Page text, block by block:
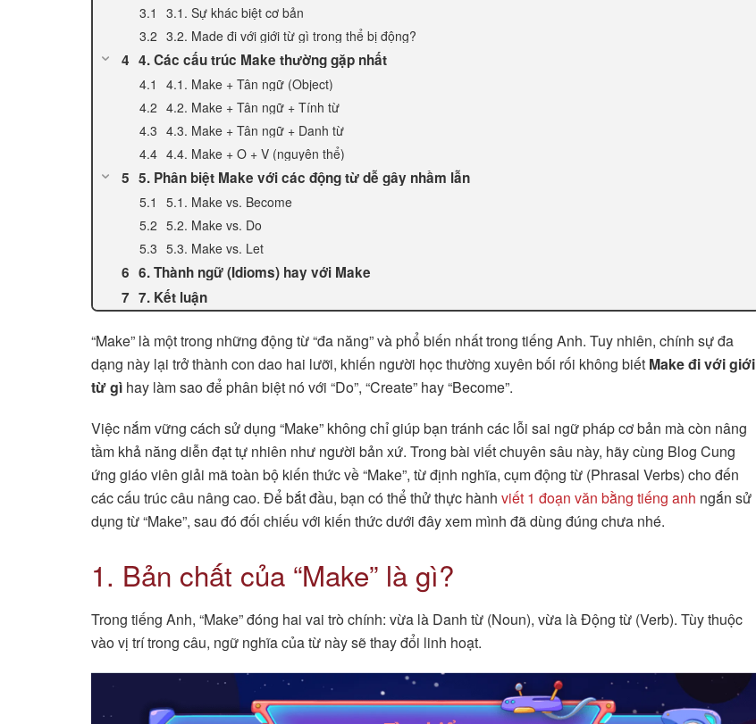
3.1. Sự khác biệt cơ bản
3.2. Made đi với giới từ gì trong thể bị động?
4. Các cấu trúc Make thường gặp nhất
4.1. Make + Tân ngữ (Object)
4.2. Make + Tân ngữ + Tính từ
4.3. Make + Tân ngữ + Danh từ
4.4. Make + O + V (nguyên thể)
5. Phân biệt Make với các động từ dễ gây nhầm lẫn
5.1. Make vs. Become
5.2. Make vs. Do
5.3. Make vs. Let
6. Thành ngữ (Idioms) hay với Make
7. Kết luận
“Make” là một trong những động từ “đa năng” và phổ biến nhất trong tiếng Anh. Tuy nhiên, chính sự đa
dạng này lại trở thành con dao hai lưỡi, khiến người học thường xuyên bối rối không biết Make đi với giới
từ gì hay làm sao để phân biệt nó với “Do”, “Create” hay “Become”.
Việc nắm vững cách sử dụng “Make” không chỉ giúp bạn tránh các lỗi sai ngữ pháp cơ bản mà còn nâng
tầm khả năng diễn đạt tự nhiên như người bản xứ. Trong bài viết chuyên sâu này, hãy cùng Blog Cung
ứng giáo viên giải mã toàn bộ kiến thức về “Make”, từ định nghĩa, cụm động từ (Phrasal Verbs) cho đến
các cấu trúc câu nâng cao. Để bắt đầu, bạn có thể thử thực hành viết 1 đoạn văn bằng tiếng anh ngắn sử
dụng từ “Make”, sau đó đối chiếu với kiến thức dưới đây xem mình đã dùng đúng chưa nhé.
1. Bản chất của “Make” là gì?
Trong tiếng Anh, “Make” đóng hai vai trò chính: vừa là Danh từ (Noun), vừa là Động từ (Verb). Tùy thuộc
vào vị trí trong câu, ngữ nghĩa của từ này sẽ thay đổi linh hoạt.